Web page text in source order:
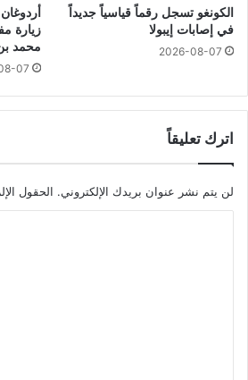
الكونغو تسجل رقماً قياسياً جديداً
في إصابات إيبولا
2026-08-07
زيارة
محمد
07
اترك تعليقاً
لن يتم نشر عنوان بريدك الإلكتروني. الحقول